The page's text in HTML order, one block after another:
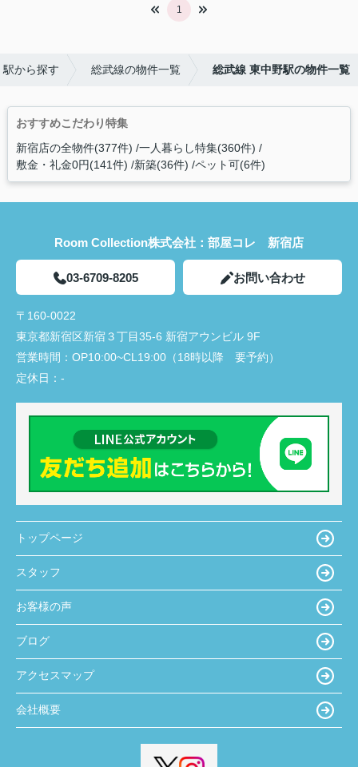
1
駅から探す 総武線の物件一覧 総武線 東中野駅の物件一覧
おすすめこだわり特集
新宿店の全物件(377件) 一人暮らし特集(360件)
敷金・礼金0円(141件) 新築(36件) ペット可(6件)
Room Collection株式会社：部屋コレ 新宿店
03-6709-8205 お問い合わせ
〒160-0022
東京都新宿区新宿３丁目35-6 新宿アウンビル 9F
営業時間： OP10:00~CL19:00（18時以降 要予約）
定休日： -
トップページ
スタッフ
お客様の声
ブログ
アクセスマップ
会社概要